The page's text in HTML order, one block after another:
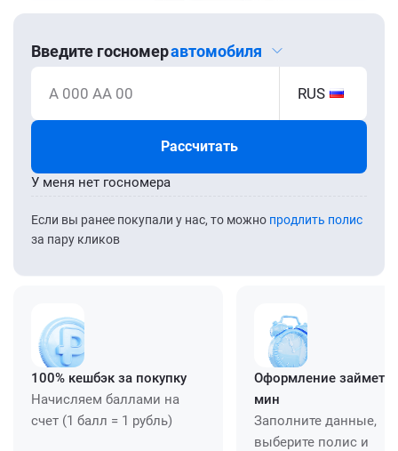
Введите госномеравтомобиля
А 000 АА 00 RUS
Рассчитать
Если вы ранее покупали у нас, то можно продлить полис
за пару кликов
У меня нет госномера
100% кешбэк за покупку
Начисляем баллами на
счет (1 балл = 1 рубль)
Оформление займет
мин
Заполните данные,
выберите полис и